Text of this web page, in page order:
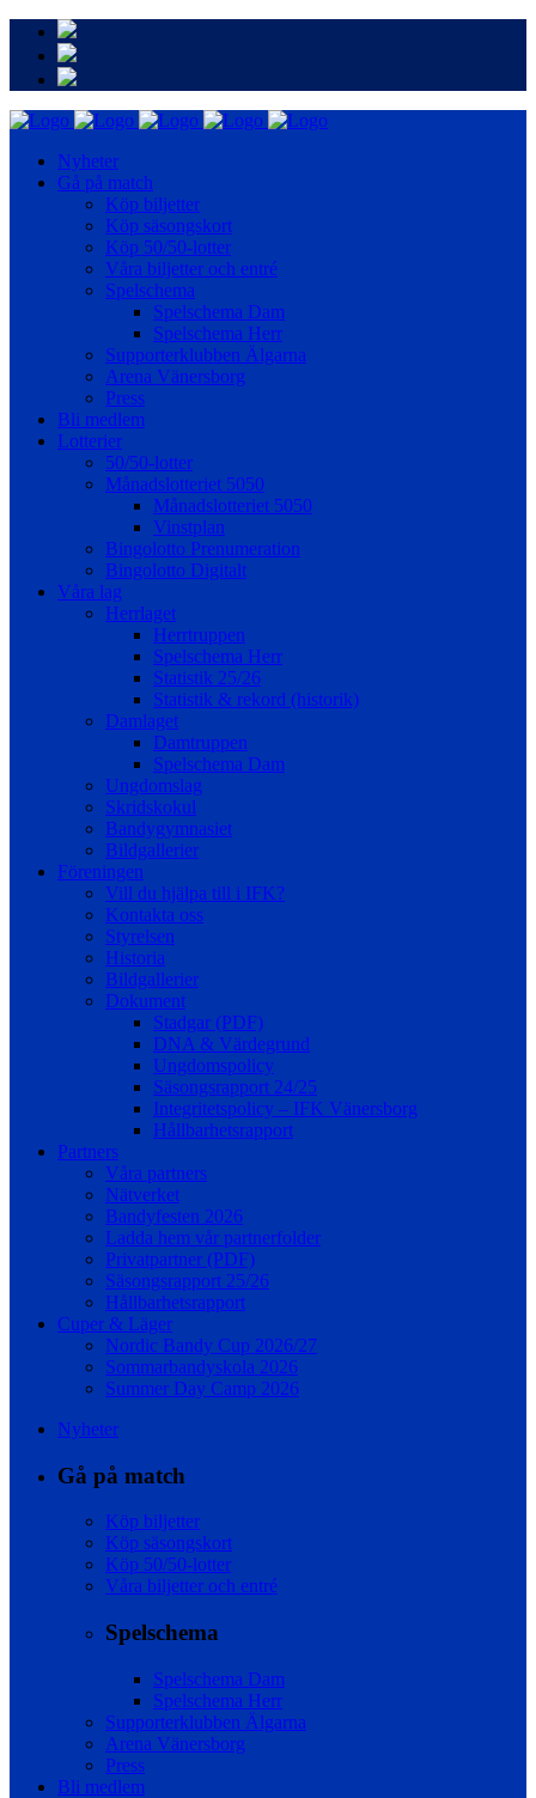
Nyheter
Gå på match
Köp biljetter
Köp säsongskort
Köp 50/50-lotter
Våra biljetter och entré
Spelschema
Spelschema Dam
Spelschema Herr
Supporterklubben Älgarna
Arena Vänersborg
Press
Bli medlem
Lotterier
50/50-lotter
Månadslotteriet 5050
Månadslotteriet 5050
Vinstplan
Bingolotto Prenumeration
Bingolotto Digitalt
Våra lag
Herrlaget
Herrtruppen
Spelschema Herr
Statistik 25/26
Statistik & rekord (historik)
Damlaget
Damtruppen
Spelschema Dam
Ungdomslag
Skridskokul
Bandygymnasiet
Bildgallerier
Föreningen
Vill du hjälpa till i IFK?
Kontakta oss
Styrelsen
Historia
Bildgallerier
Dokument
Stadgar (PDF)
DNA & Värdegrund
Ungdomspolicy
Säsongsrapport 24/25
Integritetspolicy – IFK Vänersborg
Hållbarhetsrapport
Partners
Våra partners
Nätverket
Bandyfesten 2026
Ladda hem vår partnerfolder
Privatpartner (PDF)
Säsongsrapport 25/26
Hållbarhetsrapport
Cuper & Läger
Nordic Bandy Cup 2026/27
Sommarbandyskola 2026
Summer Day Camp 2026
Nyheter
Gå på match
Köp biljetter
Köp säsongskort
Köp 50/50-lotter
Våra biljetter och entré
Spelschema
Spelschema Dam
Spelschema Herr
Supporterklubben Älgarna
Arena Vänersborg
Press
Bli medlem